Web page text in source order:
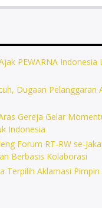
PEWARNA Indonesia
Dugaan Pelanggaran
Gereja Gelar
Indonesia
Forum RT-RW se-
Berbasis Kolaborasi
Terpilih Aklamasi